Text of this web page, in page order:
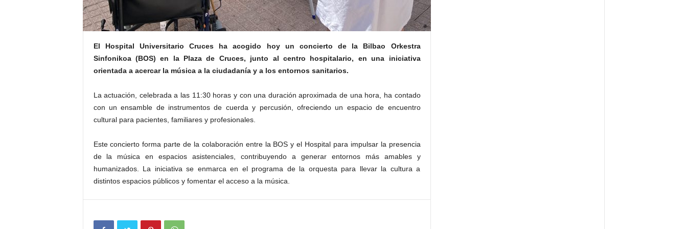
El Hospital Universitario Cruces ha acogido hoy un concierto de la Bilbao Orkestra
Sinfonikoa (BOS) en la Plaza de Cruces, junto al centro hospitalario, en una iniciativa
orientada a acercar la música a la ciudadanía y a los entornos sanitarios.
La actuación, celebrada a las 11:30 horas y con una duración aproximada de una hora, ha contado
con un ensamble de instrumentos de cuerda y percusión, ofreciendo un espacio de encuentro
cultural para pacientes, familiares y profesionales.
Este concierto forma parte de la colaboración entre la BOS y el Hospital para impulsar la presencia
de la música en espacios asistenciales, contribuyendo a generar entornos más amables y
humanizados. La iniciativa se enmarca en el programa de la orquesta para llevar la cultura a
distintos espacios públicos y fomentar el acceso a la música.